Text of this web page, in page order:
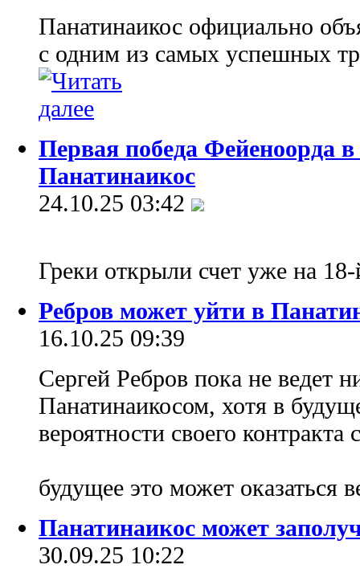
Панатинаикос официально
с одним из самых успешных
Первая победа Фейеноорда
Панатинаикос
24.10.25 03:42
Греки открыли счет уже на
Ребров может уйти в
16.10.25 09:39
Сергей Ребров пока не ведет
Панатинаикосом, хотя в
вероятности своего
будущее это может оказаться
Панатинаикос может
30.09.25 10:22